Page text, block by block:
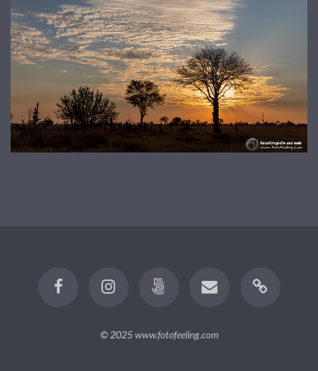
© 2025www.fotofeeling.com